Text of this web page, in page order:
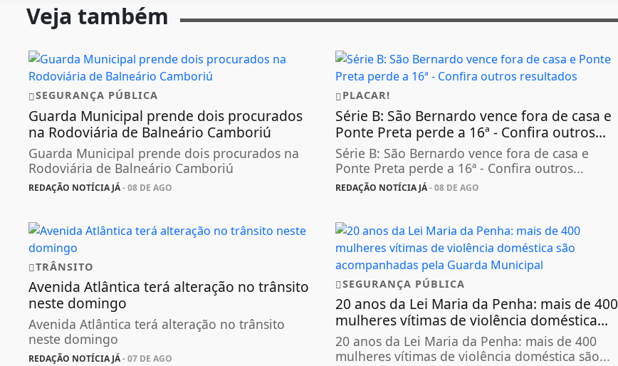
Veja também
SEGURANÇA PÚBLICA
Guarda Municipal prende dois procurados
na Rodoviária de Balneário Camboriú
Guarda Municipal prende dois procurados na
Rodoviária de Balneário Camboriú
REDAÇÃO NOTÍCIA JÁ- 08 DE AGO
PLACAR!
Série B: São Bernardo vence fora de casa e
Ponte Preta perde a 16ª - Confira outros...
Série B: São Bernardo vence fora de casa e
Ponte Preta perde a 16ª - Confira outros...
REDAÇÃO NOTÍCIA JÁ- 08 DE AGO
TRÂNSITO
Avenida Atlântica terá alteração no trânsito
neste domingo
Avenida Atlântica terá alteração no trânsito
neste domingo
REDAÇÃO NOTÍCIA JÁ- 07 DE AGO
SEGURANÇA PÚBLICA
20 anos da Lei Maria da Penha: mais de 400
mulheres vítimas de violência doméstica...
20 anos da Lei Maria da Penha: mais de 400
mulheres vítimas de violência doméstica são...